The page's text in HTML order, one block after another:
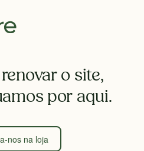
o site,
por aqui.
nos na loja